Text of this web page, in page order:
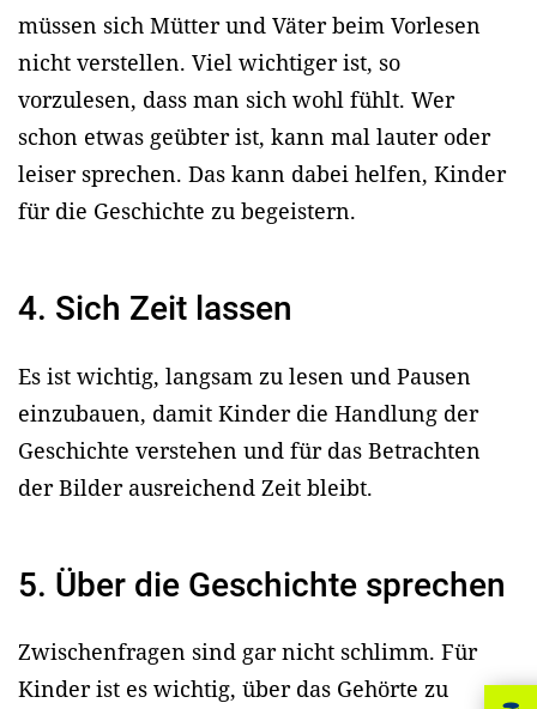
müssen sich Mütter und Väter beim Vorlesen
nicht verstellen. Viel wichtiger ist, so
vorzulesen, dass man sich wohl fühlt. Wer
schon etwas geübter ist, kann mal lauter oder
leiser sprechen. Das kann dabei helfen, Kinder
für die Geschichte zu begeistern.
4. Sich Zeit lassen
Es ist wichtig, langsam zu lesen und Pausen
einzubauen, damit Kinder die Handlung der
Geschichte verstehen und für das Betrachten
der Bilder ausreichend Zeit bleibt.
5. Über die Geschichte sprechen
Zwischenfragen sind gar nicht schlimm. Für
Kinder ist es wichtig, über das Gehörte zu